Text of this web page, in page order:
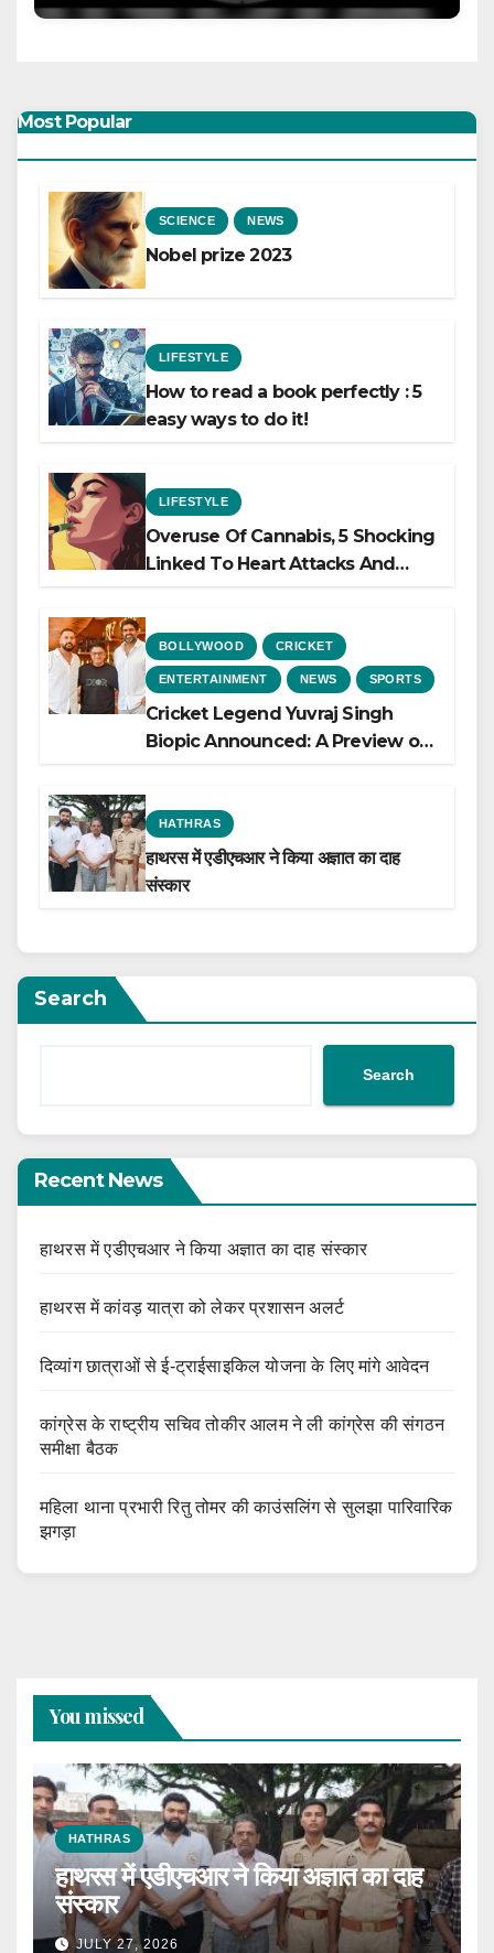
Most Popular
SCIENCE NEWS
Nobel prize 2023
LIFESTYLE
How to read a book perfectly : 5
easy ways to do it!
LIFESTYLE
Overuse Of Cannabis, 5 Shocking
Linked To Heart Attacks And
BOLLYWOOD CRICKET
ENTERTAINMENT NEWS SPORTS
Cricket Legend Yuvraj Singh
Biopic Announced: A Preview of
HATHRAS
हाथरस में एडीएचआर ने किया अज्ञात का दाह
संस्कार
Search
Search
Recent News
हाथरस में एडीएचआर ने किया अज्ञात का दाह संस्कार
हाथरस में कांवड़ यात्रा को लेकर प्रशासन अलर्ट
दिव्यांग छात्राओं से ई-ट्राईसाइकिल योजना के लिए मांगे आवेदन
कांग्रेस के राष्ट्रीय सचिव तोकीर आलम ने ली कांग्रेस की संगठन
समीक्षा बैठक
महिला थाना प्रभारी रितु तोमर की काउंसलिंग से सुलझा पारिवारिक
झगड़ा
You missed
HATHRAS
हाथरस में एडीएचआर ने किया अज्ञात का दाह
संस्कार
JULY 27, 2026